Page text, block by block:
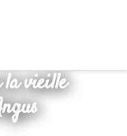
la vieille